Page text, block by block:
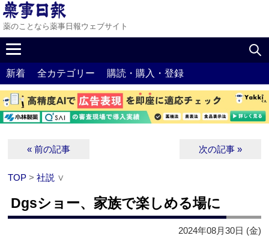
薬のことなら薬事日報ウェブサイト
新着 全カテゴリー 購読・購入・登録
« 前の記事 次の記事 »
TOP >社説 ∨
Dgsショー、家族で楽しめる場に
2024年08月30日 (金)